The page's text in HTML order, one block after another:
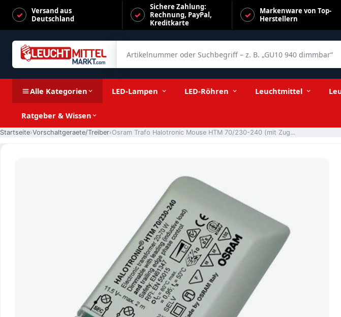
Versand aus
Deutschland
Sichere Zahlung:
Rechnung, PayPal,
Kreditkarte
Markenware von Top-
Herstellern
Alle Kategorien LED-Lampen LED-Röhren Leuchtmittel
Ratgeber & Wissen
Startseite Vorschaltgeraete/Treiber Osram Trafo Halotronic Mouse HTM 70/230-240 (mit Zugentlastung)
Osram Trafo Halotronic Mouse HTM 70/230-240 (mit Zugentlastung)